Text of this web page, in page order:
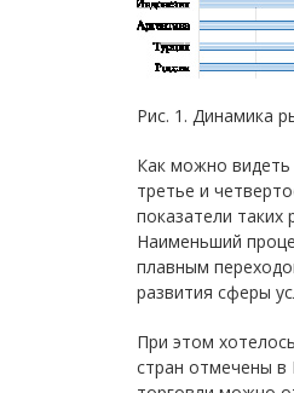
Рис. 1. Динамика
Как можно видеть
третье и
показатели
Наименьший
плавным
развития сферы
При этом
стран отмечены